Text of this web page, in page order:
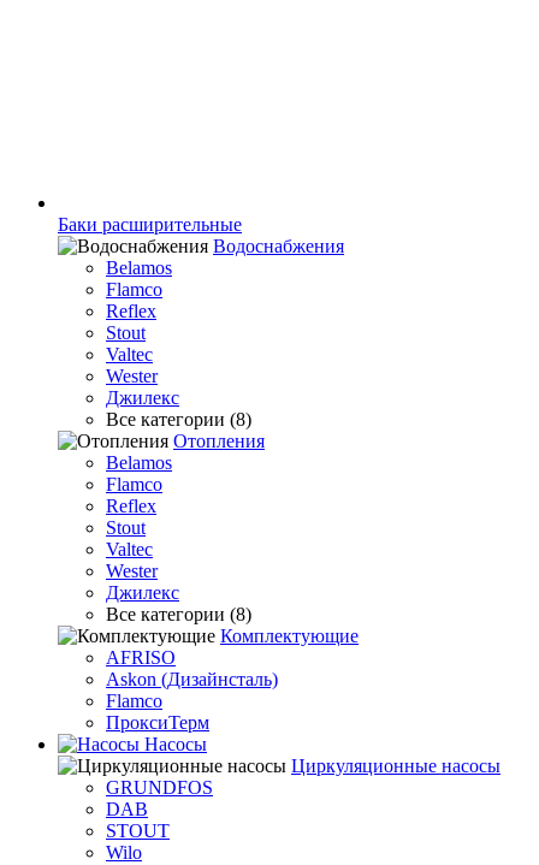
Баки расширительные
Водоснабжения
Belamos
Flamco
Reflex
Stout
Valtec
Wester
Джилекс
Все категории (8)
Отопления
Belamos
Flamco
Reflex
Stout
Valtec
Wester
Джилекс
Все категории (8)
Комплектующие
AFRISO
Askon (Дизайнсталь)
Flamco
ПроксиТерм
Насосы
Циркуляционные насосы
GRUNDFOS
DAB
STOUT
Wilo